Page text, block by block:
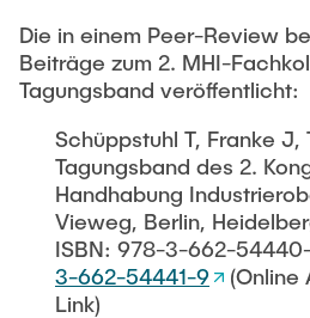
Sebastian Schaffenroth
Anton Sieganschin
Noah Sielck
Jan Waldhelm
Marvin Wenzel
Julia Yip
Ehemalige Mitarbeiter
Die in einem Peer-Review
Beiträge zum 2. MHI-
Tagungsband veröffentlicht:
Schüppstuhl T, Franke J,
Tagungsband des 2.
Handhabung
Vieweg, Berlin,
ISBN: 978-3-662-
3-662-54441-9
(Online
Link)